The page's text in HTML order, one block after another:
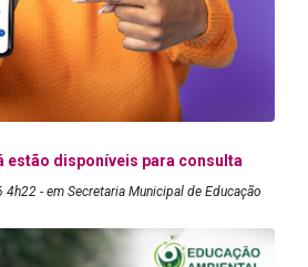
estão disponíveis para consulta
- em Secretaria Municipal de Educação